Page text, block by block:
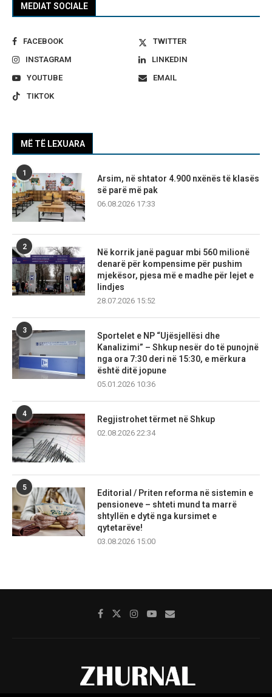
MEDIAT SOCIALE
FACEBOOK
TWITTER
INSTAGRAM
LINKEDIN
YOUTUBE
EMAIL
TIKTOK
MË TË LEXUARA
1
Arsim, në shtator 4.900 nxënës të klasës
së parë më pak
06.08.2026 17:33
2
Në korrik janë paguar mbi 560 milionë
denarë për kompensime për pushim
mjekësor, pjesa më e madhe për lejet e
lindjes
28.07.2026 15:52
3
Sportelet e NP “Ujësjellësi dhe
Kanalizimi” – Shkup nesër do të punojnë
nga ora 7:30 deri në 15:30, e mërkura
është ditë jopune
05.01.2026 10:36
4
Regjistrohet tërmet në Shkup
02.08.2026 22:34
5
Editorial / Priten reforma në sistemin e
pensioneve – shteti mund ta marrë
shtyllën e dytë nga kursimet e
qytetarëve!
03.08.2026 15:00